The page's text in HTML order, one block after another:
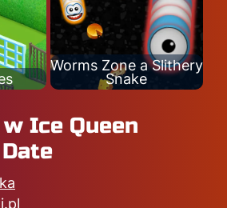
Worms Zone a Slithery
Snake
Ice Queen